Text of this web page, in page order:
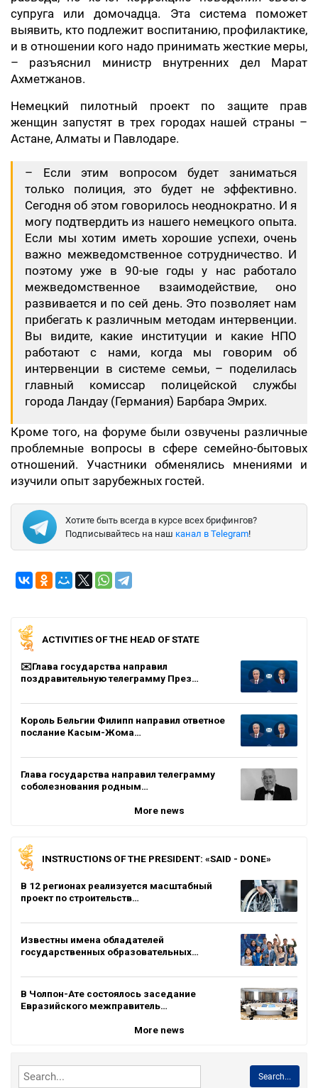
супруга или домочадца. Эта система поможет
выявить, кто подлежит воспитанию, профилактике,
и в отношении кого надо принимать жесткие меры,
– разъяснил министр внутренних дел Марат
Ахметжанов.
Немецкий пилотный проект по защите прав
женщин запустят в трех городах нашей страны –
Астане, Алматы и Павлодаре.
– Если этим вопросом будет заниматься
только полиция, это будет не эффективно.
Сегодня об этом говорилось неоднократно. И я
могу подтвердить из нашего немецкого опыта.
Если мы хотим иметь хорошие успехи, очень
важно межведомственное сотрудничество. И
поэтому уже в 90-ые годы у нас работало
межведомственное взаимодействие, оно
развивается и по сей день. Это позволяет нам
прибегать к различным методам интервенции.
Вы видите, какие институции и какие НПО
работают с нами, когда мы говорим об
интервенции в системе семьи, – поделилась
главный комиссар полицейской службы
города Ландау (Германия) Барбара Эмрих.
Кроме того, на форуме были озвучены различные
проблемные вопросы в сфере семейно-бытовых
отношений. Участники обменялись мнениями и
изучили опыт зарубежных гостей.
Хотите быть всегда в курсе всех брифингов?
Подписывайтесь на наш канал в Telegram!
ACTIVITIES OF THE HEAD OF STATE
✉️Глава государства направил
поздравительную телеграмму През…
Король Бельгии Филипп направил ответное
послание Касым-Жома…
Глава государства направил телеграмму
соболезнования родным…
More news
INSTRUCTIONS OF THE PRESIDENT: «SAID - DONE»
В 12 регионах реализуется масштабный
проект по строительств…
Известны имена обладателей
государственных образовательных…
В Чолпон-Ате состоялось заседание
Евразийского межправитель…
More news
Search...